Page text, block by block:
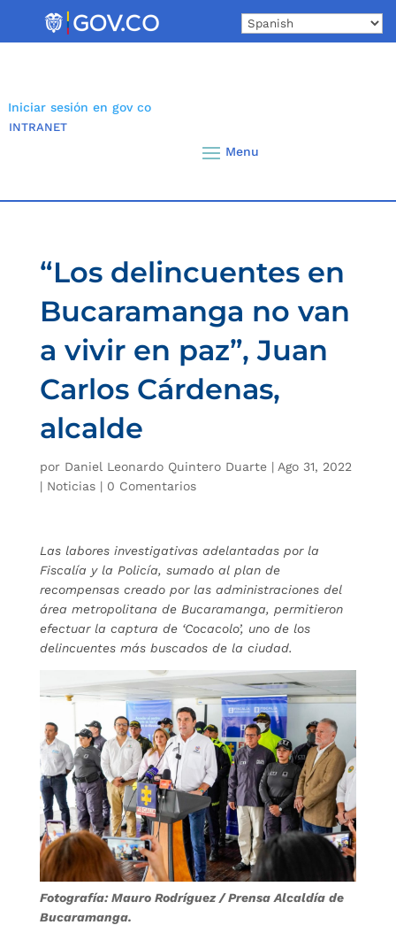
Iniciar sesión en gov co
INTRANET
“Los delincuentes en
Bucaramanga no van
a vivir en paz”, Juan
Carlos Cárdenas,
alcalde
por Daniel Leonardo Quintero Duarte| Ago 31, 2022
| Noticias| 0 Comentarios
Las labores investigativas adelantadas por la
Fiscalía y la Policía, sumado al plan de
recompensas creado por las administraciones del
área metropolitana de Bucaramanga, permitieron
efectuar la captura de ‘Cocacolo’, uno de los
delincuentes más buscados de la ciudad.
Fotografía: Mauro Rodríguez / Prensa Alcaldía de
Bucaramanga.